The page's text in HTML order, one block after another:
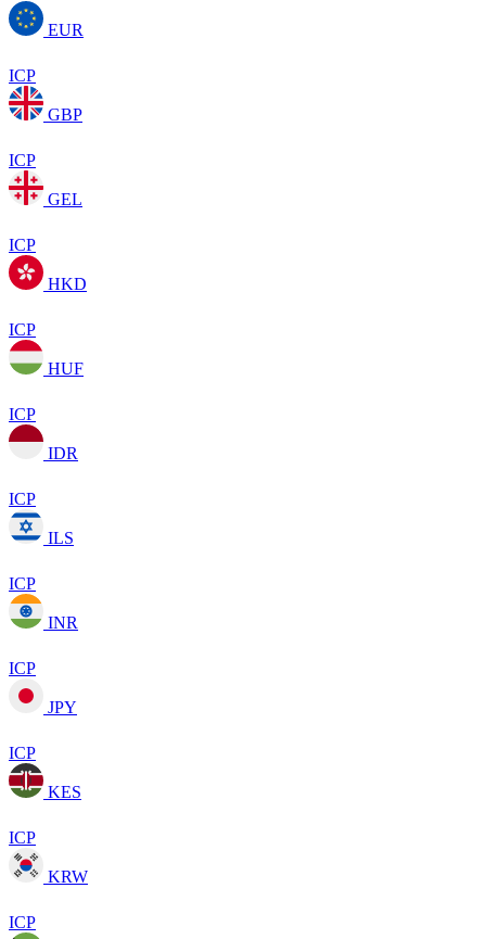
EUR
ICP
GBP
ICP
GEL
ICP
HKD
ICP
HUF
ICP
IDR
ICP
ILS
ICP
INR
ICP
JPY
ICP
KES
ICP
KRW
ICP